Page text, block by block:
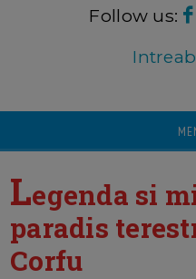
Follow us:
Legenda si
paradis
Corfu